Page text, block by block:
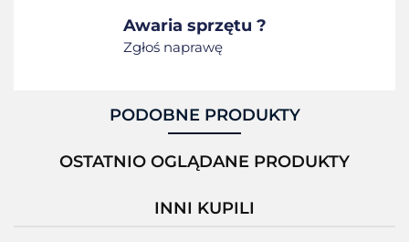
Awaria sprzętu ?
Zgłoś naprawę
PODOBNE PRODUKTY
OSTATNIO OGLĄDANE PRODUKTY
INNI KUPILI